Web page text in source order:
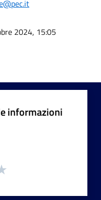
2024, 15:05
informazioni